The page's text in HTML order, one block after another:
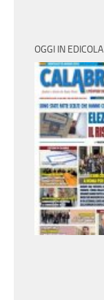
OGGI IN EDICOLA